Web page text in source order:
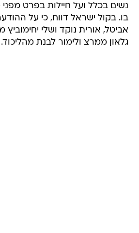
נשים בכלל ועל חיילות בפרט מפני
בו. בקול ישראל דווח, כי על
אביטל, אורית נוקד ושלי
גלאון ממרצ ולימור לבנת מהליכוד.